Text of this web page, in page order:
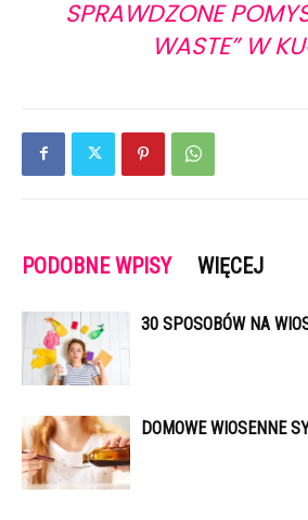
SPRAWDZONE
WASTE” W
PODOBNE WPISY WIĘCEJ
30 SPOSOBÓW NA
DOMOWE WIOSENNE